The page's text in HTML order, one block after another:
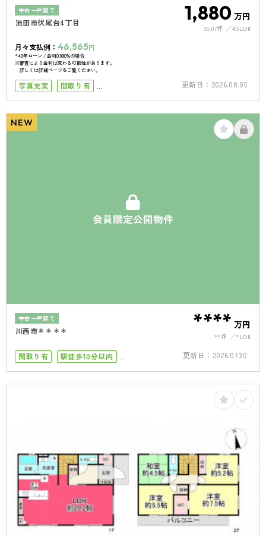
中古一戸建て
池田市伏尾台4丁目 1,880 万円
36.07坪 4SLDK
月々支払例： 46,565円
*40年ローン / 金利0.890%の場合
※審査により金利は変わる可能性があります。
詳しくは詳細ページをご覧ください。
写真充実
間取り有
リフォーム済
更新日： 2026.08.05
会員限定公開物件
NEW
中古一戸建て
川西市＊＊＊＊ **** 万円
**坪 *LDK
間取り有
駅徒歩10分以内
更新日： 2026.07.30